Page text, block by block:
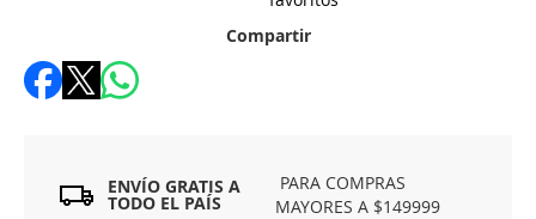
Compartir
ENVÍO GRATIS A
TODO EL PAÍS
PARA COMPRAS
MAYORES A $149999